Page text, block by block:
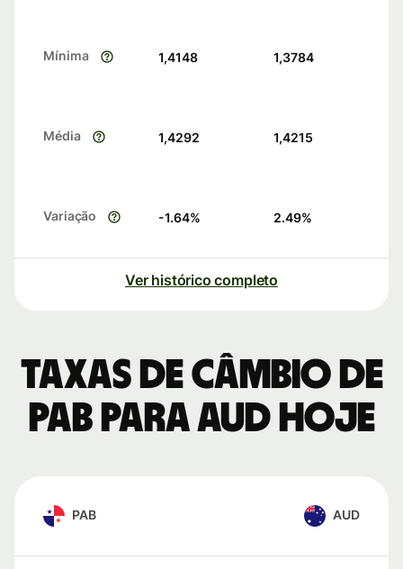
Mínima 1,4148 1,3784
Média 1,4292 1,4215
Variação -1.64% 2.49%
Ver histórico completo
Taxas de câmbio de
PAB para AUD hoje
PAB AUD